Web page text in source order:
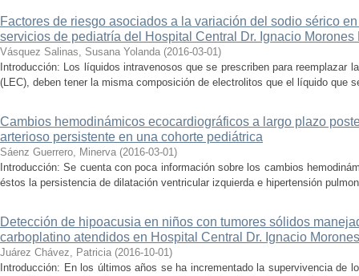
Factores de riesgo asociados a la variación del sodio sérico
servicios de pediatría del Hospital Central Dr. Ignacio Morones
Vásquez Salinas, Susana Yolanda (2016-03-01)
Introducción: Los líquidos intravenosos que se prescriben para reemplazar
(LEC), deben tener la misma composición de electrolitos que el líquido que
Cambios hemodinámicos ecocardiográficos a largo plazo
arterioso persistente en una cohorte pediátrica
Sáenz Guerrero, Minerva (2016-03-01)
Introducción: Se cuenta con poca información sobre los cambios
éstos la persistencia de dilatación ventricular izquierda e hipertensión
Detección de hipoacusia en niños con tumores sólidos
carboplatino atendidos en Hospital Central Dr. Ignacio
Juárez Chávez, Patricia (2016-10-01)
Introducción: En los últimos años se ha incrementado la supervivencia de